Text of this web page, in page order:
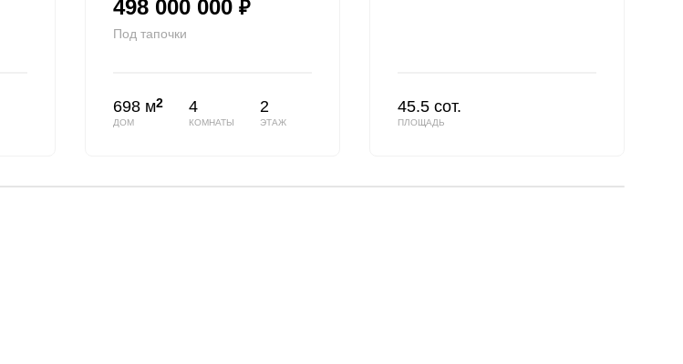
498 000 000 ₽
Под тапочки
698 м2
ДОМ
4
КОМНАТЫ
2
ЭТАЖ
45.5 сот.
ПЛОЩАДЬ